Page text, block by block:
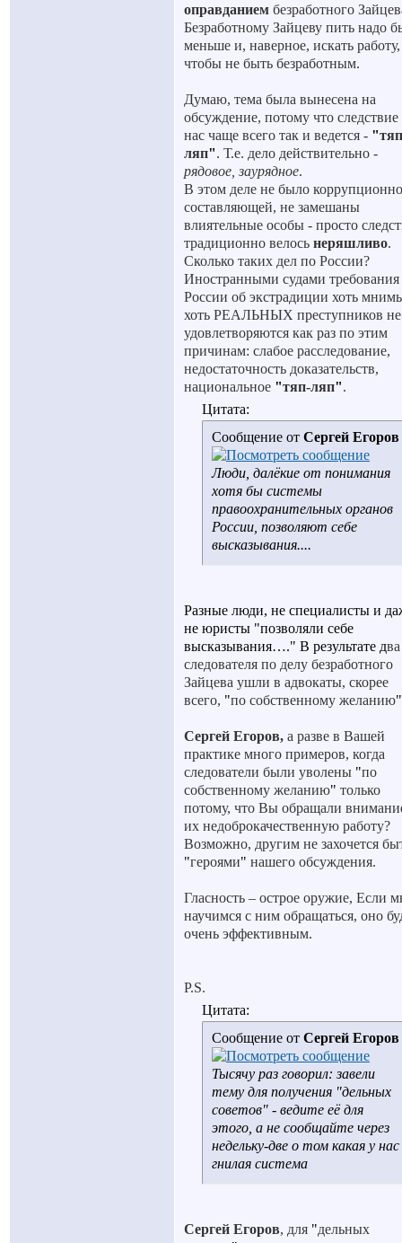
оправданием безработного
Безработному Зайцеву пить надо
меньше и, наверное, искать работу,
чтобы не быть безработным.
Думаю, тема была вынесена на
обсуждение, потому что следствие
нас чаще всего так и ведется - "
ляп". Т.е. дело действительно -
рядовое, заурядное.
В этом деле не было
составляющей, не замешаны
влиятельные особы - просто
традиционно велось неряшливо.
Сколько таких дел по России?
Иностранными судами требования
России об экстрадиции хоть
хоть РЕАЛЬНЫХ преступников не
удовлетворяются как раз по этим
причинам: слабое расследование,
недостаточность доказательств,
национальное "тяп-ляп".
Цитата:
Сообщение от Сергей Егоров
Люди, далёкие от понимания
хотя бы системы
правоохранительных органов
России, позволяют себе
высказывания....
Разные люди, не специалисты и
не юристы "позволяли себе
высказывания…." В результате два
следователя по делу безработного
Зайцева ушли в адвокаты, скорее
всего, "по собственному желанию
Сергей Егоров, а разве в Вашей
практике много примеров, когда
следователи были уволены "по
собственному желанию" только
потому, что Вы обращали
их недоброкачественную работу?
Возможно, другим не захочется
"героями" нашего обсуждения.
Гласность – острое оружие, Если
научимся с ним обращаться, оно
очень эффективным.
P.S.
Цитата:
Сообщение от Сергей Егоров
Тысячу раз говорил: завели
тему для получения "дельных
советов" - ведите её для
этого, а не сообщайте через
недельку-две о том какая у нас
гнилая система
Сергей Егоров, для "дельных